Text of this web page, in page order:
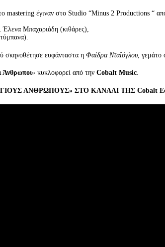
mastering έγιναν στο Studio “Minus 2 Productions “
Έλενα Μπαχαριάδη (κιθάρες),
σκηνοθέτησε ευφάνταστα η Φαίδρα Νταϊόγλου ,
Άνθρωποι» κυκλοφορεί από την Cobalt Music.
ΑΝΘΡΩΠΟΥΣ» ΣΤΟ ΚΑΝΑΛΙ ΤΗΣ Cobalt